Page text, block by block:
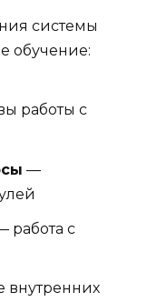
системы
обучение:
работы с
—
работа с
внутренних